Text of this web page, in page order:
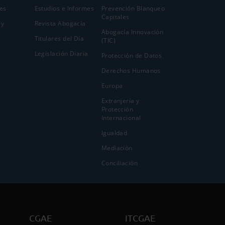
Estudios e Informes
Revista Abogacía
Titulares del Día
Legislación Diaria
Prevención Blanqueo
Capitales
Abogacía Innovación
(TIC)
Protección de Datos
Derechos Humanos
Europa
Extranjería y
Protección
Internacional
Igualdad
Mediación
Conciliación
CGAE ITCGAE